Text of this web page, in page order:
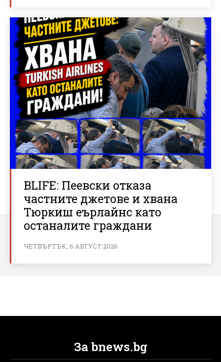
BLIFE: Пеевски отказа
частните джетове и хвана
Тюркиш еърлайнс като
останалите граждани
ЧЕТВЪРТЪК, 6 АВГУСТ 2026
За bnews.bg